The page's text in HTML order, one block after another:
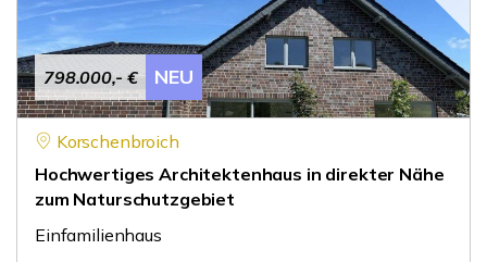
798.000,- € NEU
Korschenbroich
Hochwertiges Architektenhaus in direkter Nähe
zum Naturschutzgebiet
Einfamilienhaus